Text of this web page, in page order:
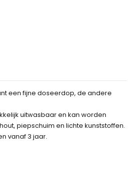
een fijne doseerdop, de andere
uitwasbaar en kan worden
piepschuim en lichte kunststoffen.
vanaf 3 jaar.